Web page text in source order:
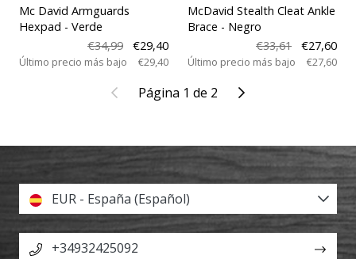
Mc David Armguards
Hexpad - Verde
€34,99
€29,40
Último precio más bajo €29,40
McDavid Stealth Cleat Ankle
Brace - Negro
€33,61
€27,60
Último precio más bajo €27,60
AnteriorPágina 1 de 2 Siguiente
EUR - España (Español)
+34932425092